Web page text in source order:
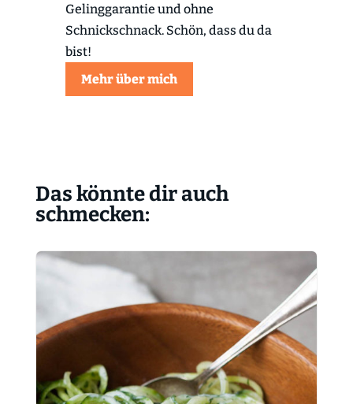
Gelinggarantie und ohne
Schnickschnack. Schön, dass du da
bist!
Mehr über mich
Das könnte dir auch
schmecken: